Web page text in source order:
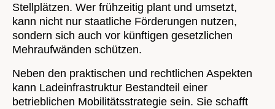
Stellplätzen. Wer frühzeitig plant und umsetzt,
kann nicht nur staatliche Förderungen nutzen,
sondern sich auch vor künftigen gesetzlichen
Mehraufwänden schützen.
Neben den praktischen und rechtlichen Aspekten
kann Ladeinfrastruktur Bestandteil einer
betrieblichen Mobilitätsstrategie sein. Sie schafft